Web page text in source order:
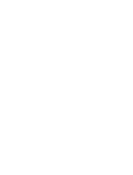
предлагает услуги по
Тульская. Мы
алюминиевые
кухонные аксессуары,
принимать алюминий
металлолом
от объема сданного
мы предлагаем
с территории
транспорта и
нам осуществлять
Мы обеспечиваем